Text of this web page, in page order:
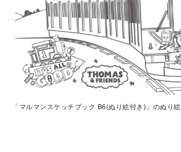
「マルマンスケッチブック B6(ぬり絵付き)」のぬり絵